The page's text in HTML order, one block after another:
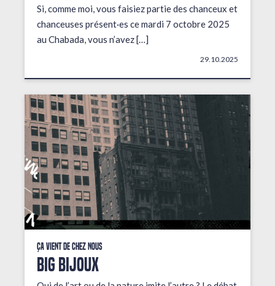
Si, comme moi, vous faisiez partie des chanceux et
chanceuses présent·es ce mardi 7 octobre 2025
au Chabada, vous n’avez […]
29.10.2025
Ça vient de chez nous
BIG BIJOUX